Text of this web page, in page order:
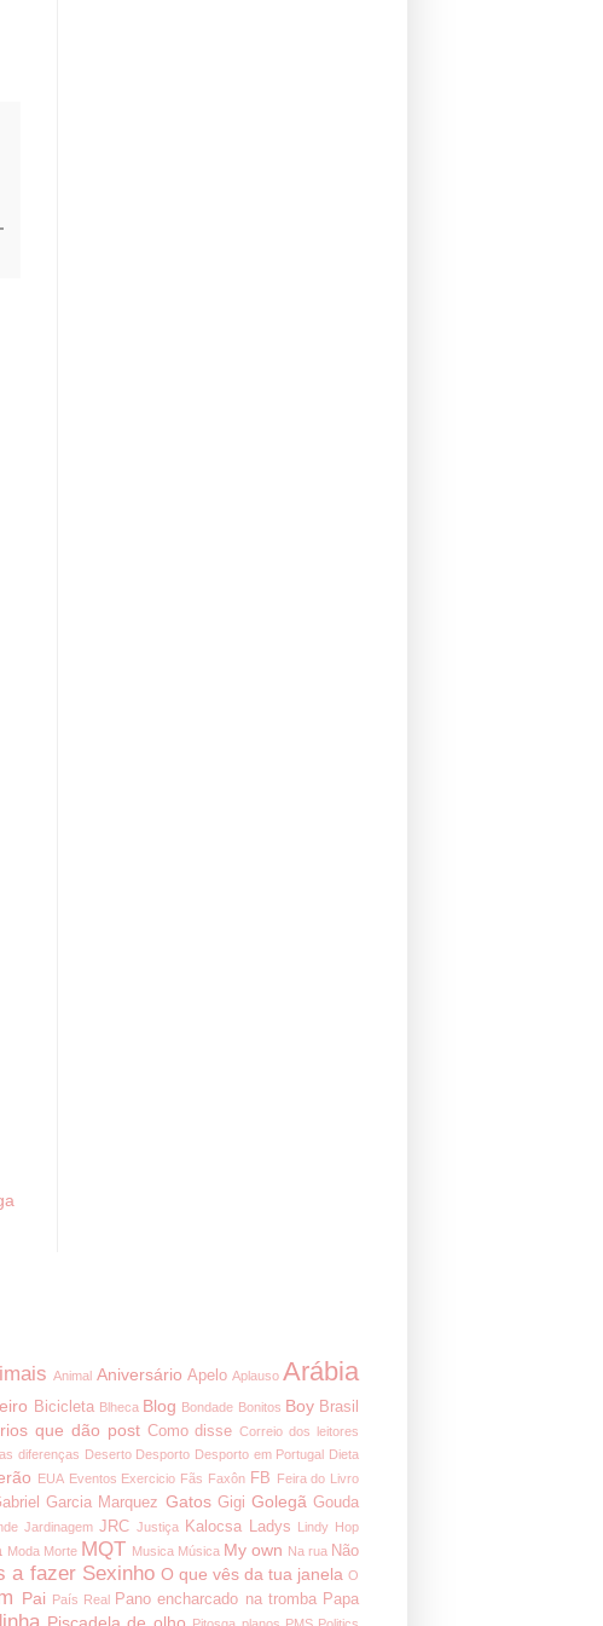
Animal Aniversário Apelo Aplauso Arábia
Bicicleta Blheca Blog Bondade Bonitos Boy Brasil
que dão post Como disse Correio dos leitores
diferenças Deserto Desporto Desporto em Portugal Dieta
EUA Eventos Exercicio Fãs Faxôn FB Feira do Livro
Garcia Marquez Gatos Gigi Golegã Gouda
Jardinagem JRC Justiça Kalocsa Ladys Lindy Hop
Moda Morte MQT Musica Música My own Na rua Não
a fazer Sexinho O que vês da tua janela O
Pai País Real Pano encharcado na tromba Papa